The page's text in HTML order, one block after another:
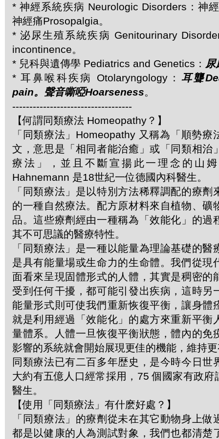
* 神經系統疾病 Neurologic Disorders：神
神經痛Prosopalgia。
* 泌尿生殖系統疾病 Genitourinary
incontinence。
* 兒科與遺傳學 Pediatrics and Genetics：
* 耳鼻喉科疾病 Otolaryngology： 耳聾
pain。聲音嘶啞Hoarseness。
-----------------------------------
【何謂同類療法 Homeopathy？】
「同類療法」Homeopathy 又稱為「順勢療
文，意思是「相同者能治癒」或「同類相治
療法」，並且不斷宣揚此一理念的山
Hahnemann 是18世紀一位德國內科醫生。
「同類療法」是以特別方法稀釋調配的療劑
的一種自然療法。配方原材料來自植物、礦
品。這些療劑經由一種稱為「效能化」的過
其不可思議的醫療特性。
「同類療法」是一種以能量為理論基礎的醫
是具有能量場或生命力的生命體。我們從現
面看來呈現固體形式的人體，其實是稠密的
受到任何干擾，都可能引發出疾病，這時另
能量形式則可使我們重新恢復平衡，讓身體
就是利用經過「效能化」的處方來重新平衡
量體系。人體一旦恢復平衡狀態，體內的免
影響的系統就會開始展現更佳的機能，維持
同類療法已有二百多年歴史，是今時今日世
大約有五億人口經常採用，75 個國家有政府
醫生。
【使用「同類療法」有什麽好處？】
「同類療法」的療劑從未在其它動物身上做
都是以健康的人為測試對象，我們也都清楚